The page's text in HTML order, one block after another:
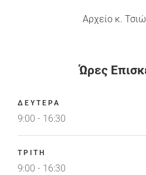
Αρχείο κ.
Ώρες
ΔΕΥΤΕΡΑ
9:00 - 16:30
ΤΡΙΤΗ
9:00 - 16:30